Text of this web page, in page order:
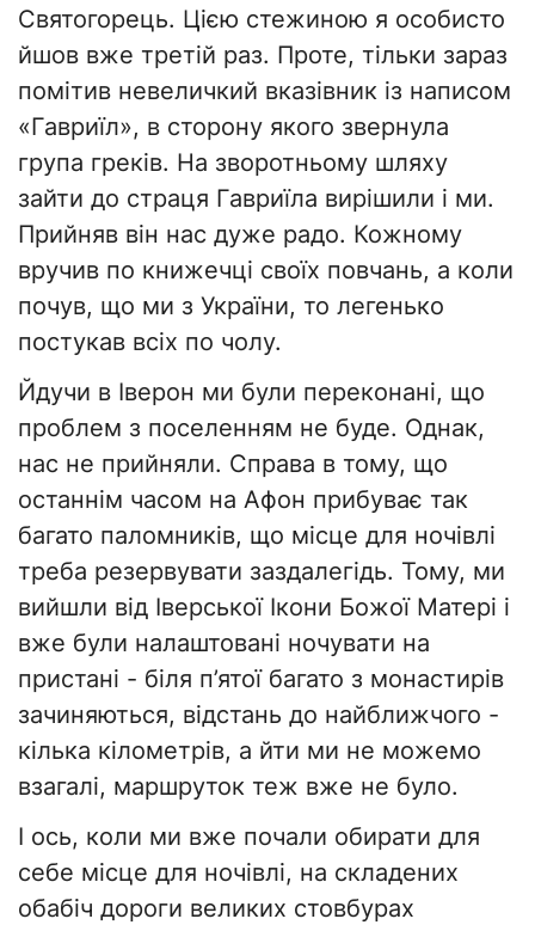
Святогорець. Цією стежиною я особисто
йшов вже третій раз. Проте, тільки зараз
помітив невеличкий вказівник із написом
«Гавриїл», в сторону якого звернула
група греків. На зворотньому шляху
зайти до страця Гавриїла вирішили і ми.
Прийняв він нас дуже радо. Кожному
вручив по книжечці своїх повчань, а коли
почув, що ми з України, то легенько
постукав всіх по чолу.
Йдучи в Іверон ми були переконані, що
проблем з поселенням не буде. Однак,
нас не прийняли. Справа в тому, що
останнім часом на Афон прибуває так
багато паломників, що місце для ночівлі
треба резервувати заздалегідь. Тому, ми
вийшли від Іверської Ікони Божої Матері і
вже були налаштовані ночувати на
пристані - біля п’ятої багато з монастирів
зачиняються, відстань до найближчого -
кілька кілометрів, а йти ми не можемо
взагалі, маршруток теж вже не було.
І ось, коли ми вже почали обирати для
себе місце для ночівлі, на складених
обабіч дороги великих стовбурах